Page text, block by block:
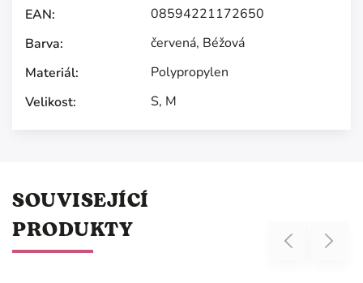
EAN:
08594221172650
Barva: červená, Béžová
Materiál:
Polypropylen
Velikost: S, M
SOUVISEJÍCÍ
PRODUKTY
Previous Next